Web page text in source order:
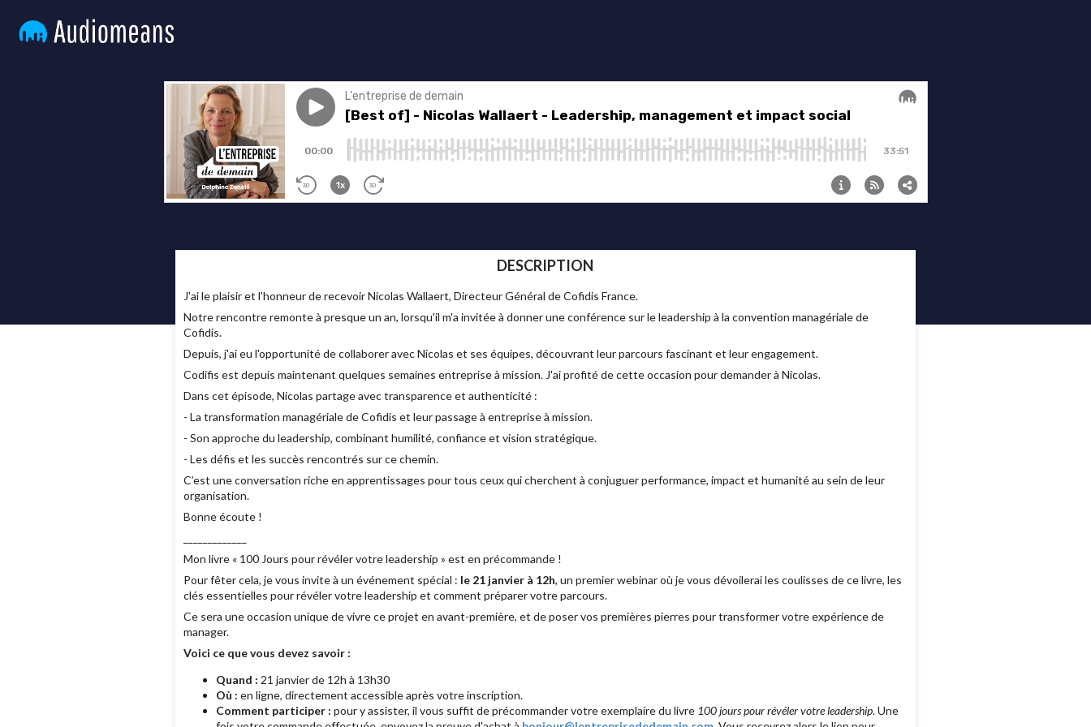
DESCRIPTION
J'ai le plaisir et l'honneur de recevoir Nicolas Wallaert, Directeur Général de Cofidis France.
Notre rencontre remonte à presque un an, lorsqu'il m'a invitée à donner une conférence sur le leadership à la convention managériale de
Cofidis.
Depuis, j'ai eu l'opportunité de collaborer avec Nicolas et ses équipes, découvrant leur parcours fascinant et leur engagement.
Codifis est depuis maintenant quelques semaines entreprise à mission. J'ai profité de cette occasion pour demander à Nicolas.
Dans cet épisode, Nicolas partage avec transparence et authenticité :
- La transformation managériale de Cofidis et leur passage à entreprise à mission.
- Son approche du leadership, combinant humilité, confiance et vision stratégique.
- Les défis et les succès rencontrés sur ce chemin.
C’est une conversation riche en apprentissages pour tous ceux qui cherchent à conjuguer performance, impact et humanité au sein de leur
organisation.
Bonne écoute !
Mon livre « 100 Jours pour révéler votre leadership » est en précommande !
Pour fêter cela, je vous invite à un événement spécial : le 21 janvier à 12h, un premier webinar où je vous dévoilerai les coulisses de ce livre, les
clés essentielles pour révéler votre leadership et comment préparer votre parcours.
Ce sera une occasion unique de vivre ce projet en avant-première, et de poser vos premières pierres pour transformer votre expérience de
manager.
Voici ce que vous devez savoir :
Quand : 21 janvier de 12h à 13h30
Où : en ligne, directement accessible après votre inscription.
Comment participer : pour y assister, il vous suffit de précommander votre exemplaire du livre 100 jours pour révéler votre leadership. Une